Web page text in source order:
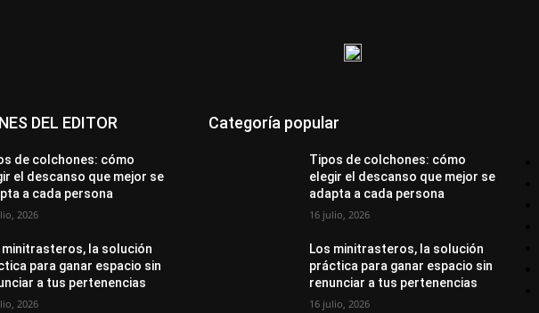
DEL EDITOR
de colchones: cómo
el descanso que mejor se
a cada persona
2026
minitrasteros, la solución
para ganar espacio sin
a tus pertenencias
2026
Categoría popular
Tipos de colchones: cómo
elegir el descanso que mejor se
adapta a cada persona
16 julio, 2026
Los minitrasteros, la solución
práctica para ganar espacio sin
renunciar a tus pertenencias
16 julio, 2026